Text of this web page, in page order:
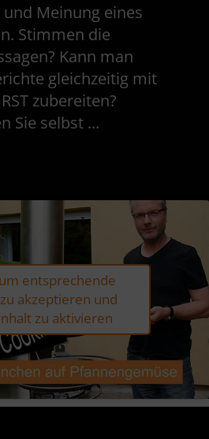
und Meinung eines
Stimmen die
Kann man
gleichzeitig mit
zubereiten?
Sie selbst ...
entsprechende
akzeptieren und
zu aktivieren